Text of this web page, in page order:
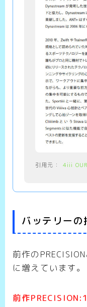
4iii OUR
バッテリーの
前作の
に増えています。
前作